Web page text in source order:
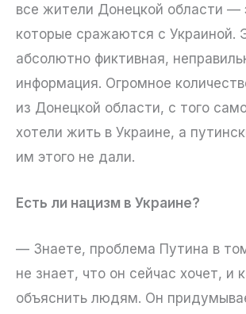
все жители Донецкой области —
которые сражаются с Украиной.
абсолютно фиктивная,
информация. Огромное
из Донецкой области, с того
хотели жить в Украине, а
им этого не дали.
Есть ли нацизм в Украине?
— Знаете, проблема Путина в
не знает, что он сейчас хочет, и
объяснить людям. Он